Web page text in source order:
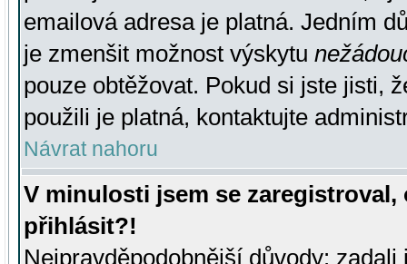
emailová adresa je platná. Jedním
je zmenšit možnost výskytu
pouze obtěžovat. Pokud si jste jisti,
použili je platná, kontaktujte
Návrat nahoru
V minulosti jsem se
přihlásit?!
Nejpravděpodobnější důvody: